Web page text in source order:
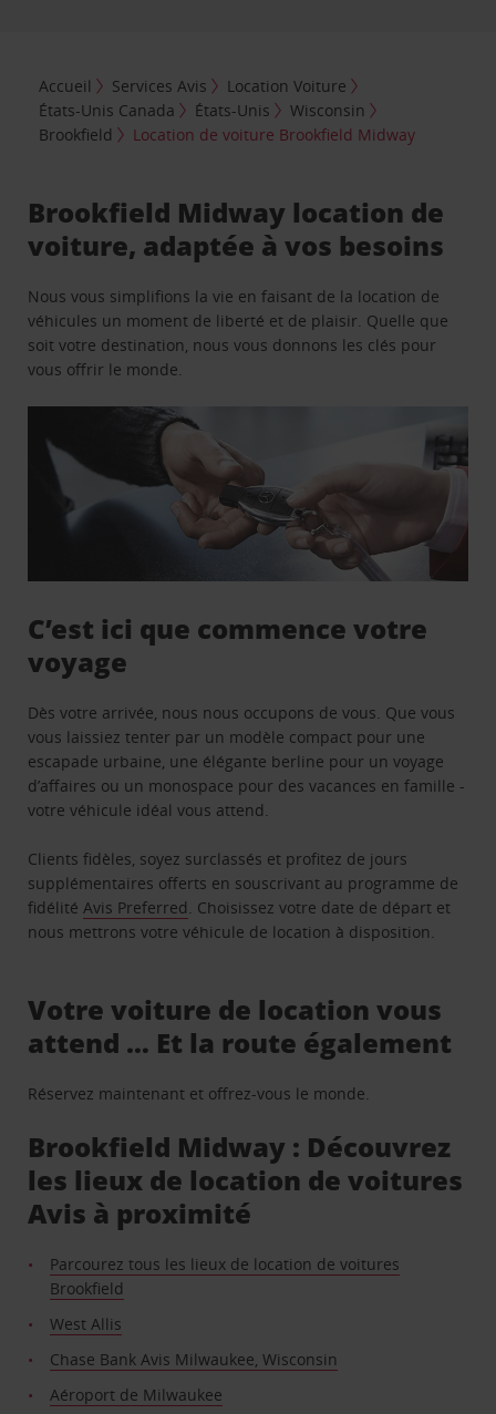
Accueil Services Avis
Location Voiture
États-Unis Canada
États-Unis
Wisconsin
Brookfield
Location de voiture Brookfield Midway
Brookfield Midway location de
voiture, adaptée à vos besoins
Nous vous simplifions la vie en faisant de la location de
véhicules un moment de liberté et de plaisir. Quelle que
soit votre destination, nous vous donnons les clés pour
vous offrir le monde.
C’est ici que commence votre
voyage
Dès votre arrivée, nous nous occupons de vous. Que vous
vous laissiez tenter par un modèle compact pour une
escapade urbaine, une élégante berline pour un voyage
d’affaires ou un monospace pour des vacances en famille -
votre véhicule idéal vous attend.
Clients fidèles, soyez surclassés et profitez de jours
supplémentaires offerts en souscrivant au programme de
fidélitéAvis Preferred. Choisissez votre date de départ et
nous mettrons votre véhicule de location à disposition.
Votre voiture de location vous
attend … Et la route également
Réservez maintenant et offrez-vous le monde.
Brookfield Midway : Découvrez
les lieux de location de voitures
Avis à proximité
Parcourez tous les lieux de location de voitures
Brookfield
West Allis
Chase Bank Avis Milwaukee, Wisconsin
Aéroport de Milwaukee